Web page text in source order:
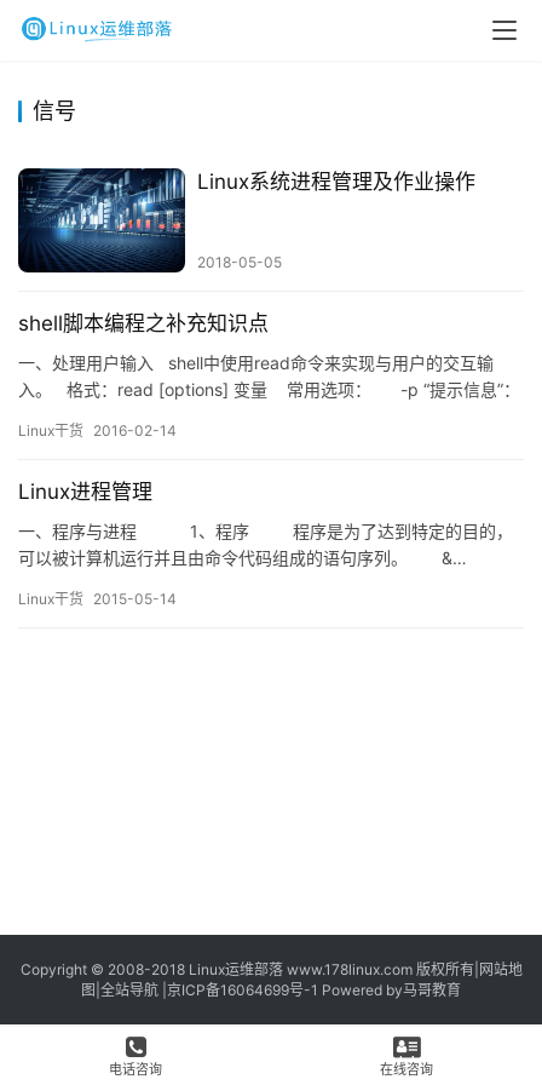
信号
Linux系统进程管理及作业操作
2018-05-05
shell脚本编程之补充知识点
一、处理用户输入 shell中使用read命令来实现与用户的交互输
入。 格式：read [options] 变量 常用选项： -p “提示信息”：
Linux干货 2016-02-14
Linux进程管理
一、程序与进程 1、程序 程序是为了达到特定的目的，
可以被计算机运行并且由命令代码组成的语句序列。 &…
Linux干货 2015-05-14
Copyright © 2008-2018 Linux运维部落www.178linux.com 版权所有| 网站地
图 全站导航 京ICP备16064699号-1 Powered by马哥教育
电话咨询 在线咨询